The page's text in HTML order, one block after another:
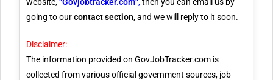
going to ourcontact section, and we will reply to it soon.
Disclaimer:
The information provided on GovJobTracker.com is
collected from various official government sources, job